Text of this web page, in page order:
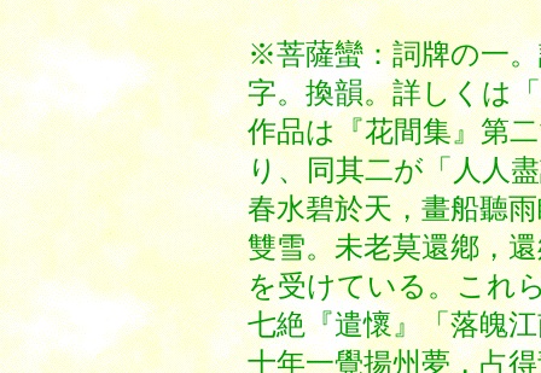
※菩薩蠻：詞牌の一
字。換韻。詳しくは
作品は『花間集』第
り、同其二が「人人
春水碧於天，畫船
雙雪。未老莫還鄕，
を受けている。これ
七絶『遣懷』「落魄
十年一覺揚州夢，占